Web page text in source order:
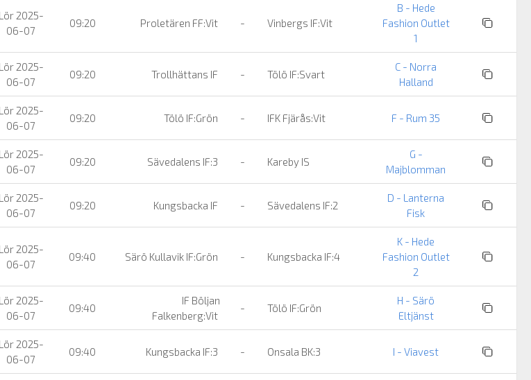
Lör 2025-
06-07
09:20 Proletären FF:Vit - Vinbergs IF:Vit
B - Hede
Fashion Outlet
1
Lör 2025-
06-07
09:20 Trollhättans IF - Tölö IF:Svart
C - Norra
Halland
Lör 2025-
06-07
09:20 Tölö IF:Grön - IFK Fjärås:Vit F - Rum 35
Lör 2025-
06-07
09:20 Sävedalens IF:3 - Kareby IS
G -
Majblomman
Lör 2025-
06-07
09:20 Kungsbacka IF - Sävedalens IF:2
D - Lanterna
Fisk
Lör 2025-
06-07
09:40 Särö Kullavik IF:Grön - Kungsbacka IF:4
K - Hede
Fashion Outlet
2
Lör 2025-
06-07
09:40
IF Böljan
Falkenberg:Vit
- Tölö IF:Grön
H - Särö
Eltjänst
Lör 2025-
06-07
09:40 Kungsbacka IF:3 - Onsala BK:3 I - Viavest